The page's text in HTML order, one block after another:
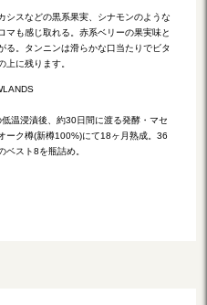
シスなどの黒系果実、シナモンのような
マも感じ取れる。赤系ベリーの果実味と
る。タンニンは滑らかな口当たりでビタ
上に残ります。
温浸漬後、約30日間に渡る発酵・マセ
ーク樽(新樽100%)にて18ヶ月熟成。36
ベスト8を瓶詰め。